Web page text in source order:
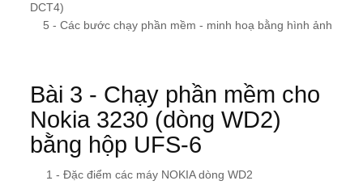
DCT4)
5 - Các bước chạy phần mềm - minh hoạ bằng hình ảnh
Bài 3 - Chạy phần mềm cho
Nokia 3230 (dòng WD2)
bằng hộp UFS-6
1 - Đặc điểm các máy NOKIA dòng WD2